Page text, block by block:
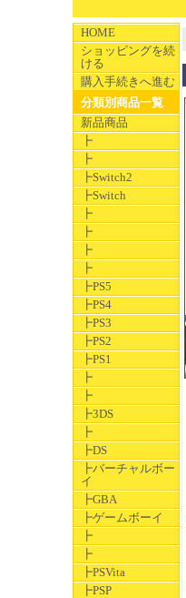
HOME
ショッピングを続
ける
購入手続きへ進む
分類別商品一覧
新品商品
┣
┣
┣Switch2
┣Switch
┣
┣
┣
┣
┣PS5
┣PS4
┣PS3
┣PS2
┣PS1
┣
┣
┣3DS
┣
┣DS
┣バーチャルボー
イ
┣GBA
┣ゲームボーイ
┣
┣
┣PSVita
┣PSP